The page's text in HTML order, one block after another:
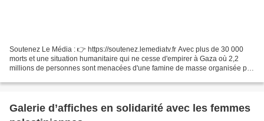
Soutenez Le Média : 👉 https://soutenez.lemediatv.fr Avec plus de 30 000
morts et une situation humanitaire qui ne cesse d'empirer à Gaza où 2,2
millions de personnes sont menacées d'une famine de masse organisée par
Galerie d’affiches en solidarité avec les femmes